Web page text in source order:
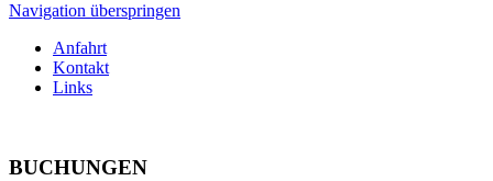
Navigation überspringen
Anfahrt
Kontakt
Links
BUCHUNGEN